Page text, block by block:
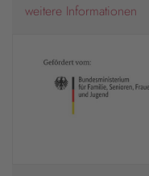
weitere Informationen